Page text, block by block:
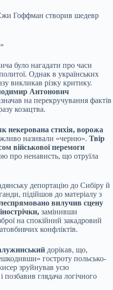
було нагадати про часи
Однак в українських
викликав різку критику.
Антонович
на перекручування фактів
козацтва.
некерована стихія, ворожа
називали «черню». Твір
військової перемоги
про ненависть, що отруїла
депортацію до Сибіру й
підійшов до матеріалу з
вилучив сцену
замінивши
на спокійний закадровий
конфліктів.
дорікав, що,
гостроту польсько-
зруйнував усю
позбавив глядача логічного